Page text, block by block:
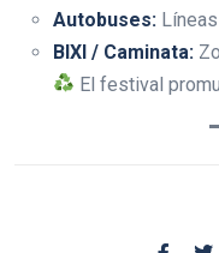
Autobuses:
BIXI / Caminata:
El festival